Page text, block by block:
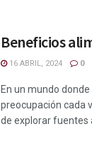
Beneficios
16 ABRIL, 2024 0
En un mundo
preocupación cada
de explorar fuentes